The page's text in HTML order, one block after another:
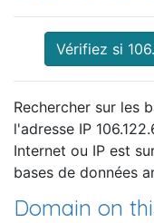
Vérifiez si
Rechercher sur les
l'adresse IP
Internet ou IP est
bases de données
Domain on